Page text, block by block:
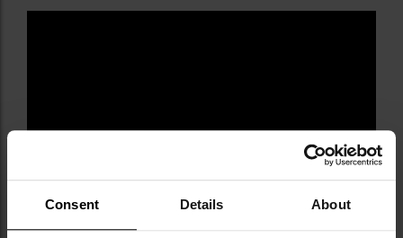
Consent Details About